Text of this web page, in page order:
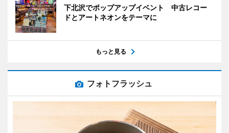
下北沢でポップアップイベント 中古レコー
ドとアートネオンをテーマに
もっと見る
フォトフラッシュ